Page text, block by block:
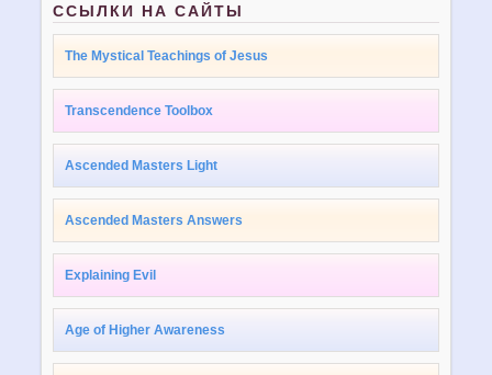
ССЫЛКИ НА САЙТЫ
The Mystical Teachings of Jesus
Transcendence Toolbox
Ascended Masters Light
Ascended Masters Answers
Explaining Evil
Age of Higher Awareness